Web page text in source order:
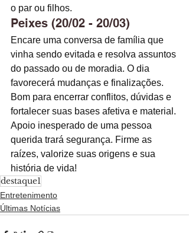
o par ou filhos.
Peixes (20/02 - 20/03)
Encare uma conversa de família que
vinha sendo evitada e resolva assuntos
do passado ou de moradia. O dia
favorecerá mudanças e finalizações.
Bom para encerrar conflitos, dúvidas e
fortalecer suas bases afetiva e material.
Apoio inesperado de uma pessoa
querida trará segurança. Firme as
raízes, valorize suas origens e sua
história de vida!
destaque1
Entretenimento
Últimas Notícias